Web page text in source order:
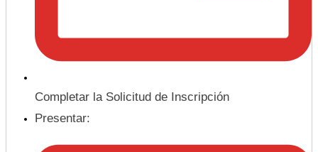
Completar la Solicitud de Inscripción
Presentar: